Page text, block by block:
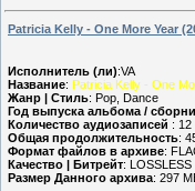
Patricia Kelly - One More Year
Исполнитель (ли):VA
Название: Patricia Kelly - One
Жанр | Стиль: Pop, Dance
Год выпуска альбома /
Количество аудиозаписей : 12
Общая продолжительность:
Формат файлов в архиве:
Качество | Битрейт: LOSSLESS
Размер Данного архива: 297